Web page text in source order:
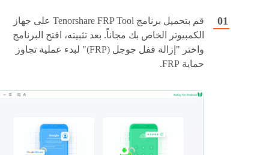
قم بتحميل برنامج Tenorshare FRP Tool على جهاز
الكمبيوتر الخاص بك مجاناً. بعد تثبيته، افتح البرنامج
واختر "إزالة قفل جوجل (FRP)" لبدء عملية تجاوز
حماية FRP.